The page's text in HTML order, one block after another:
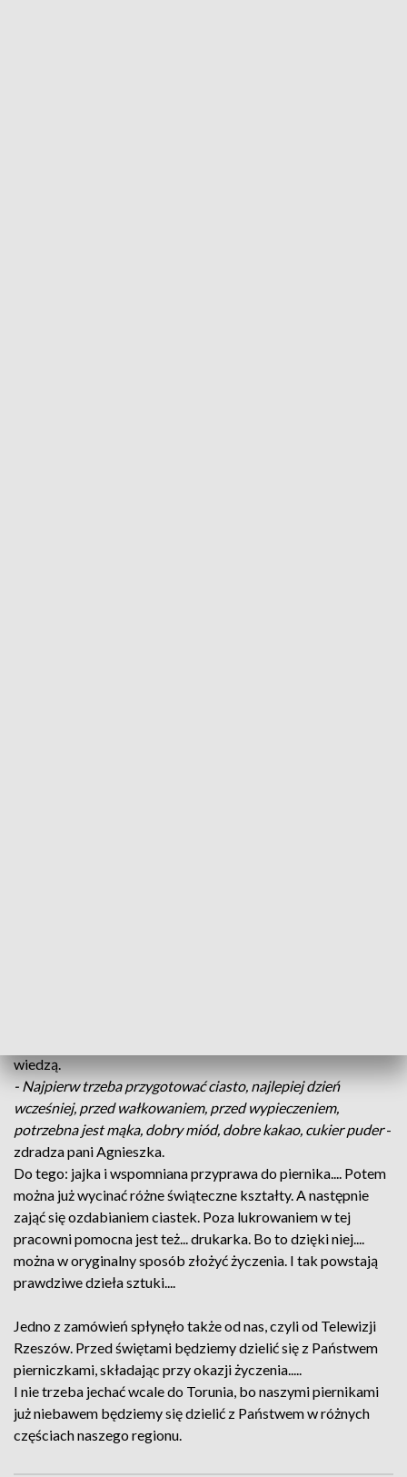
wiedzą.
- Najpierw trzeba przygotować ciasto, najlepiej dzień
wcześniej, przed wałkowaniem, przed wypieczeniem,
potrzebna jest mąka, dobry miód, dobre kakao, cukier puder-
zdradza pani Agnieszka.
Do tego: jajka i wspomniana przyprawa do piernika.... Potem
można już wycinać różne świąteczne kształty. A następnie
zająć się ozdabianiem ciastek. Poza lukrowaniem w tej
pracowni pomocna jest też... drukarka. Bo to dzięki niej....
można w oryginalny sposób złożyć życzenia. I tak powstają
prawdziwe dzieła sztuki....
Jedno z zamówień spłynęło także od nas, czyli od Telewizji
Rzeszów. Przed świętami będziemy dzielić się z Państwem
pierniczkami, składając przy okazji życzenia.....
I nie trzeba jechać wcale do Torunia, bo naszymi piernikami
już niebawem będziemy się dzielić z Państwem w różnych
częściach naszego regionu.